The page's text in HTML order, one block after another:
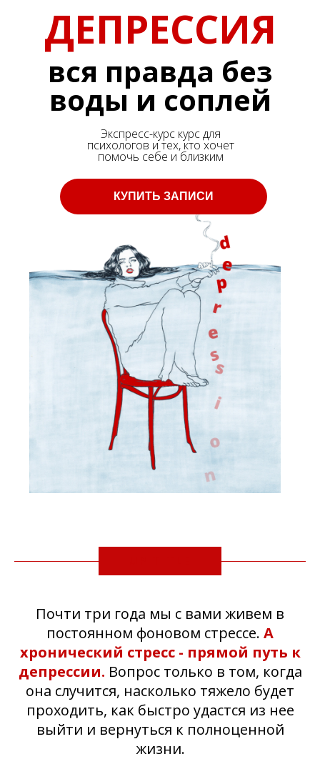
ДЕПРЕССИЯ
вся правда без
воды и соплей
Экспресс-курс курс для
психологов и тех, кто хочет
помочь себе и близким
КУПИТЬ ЗАПИСИ
Почти три года мы с вами живем в
постоянном фоновом стрессе. А
хронический стресс - прямой путь к
депрессии. Вопрос только в том, когда
она случится, насколько тяжело будет
проходить, как быстро удастся из нее
выйти и вернуться к полноценной
жизни.